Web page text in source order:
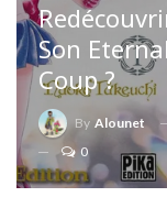
Son
Coup ?
By Alounet
0